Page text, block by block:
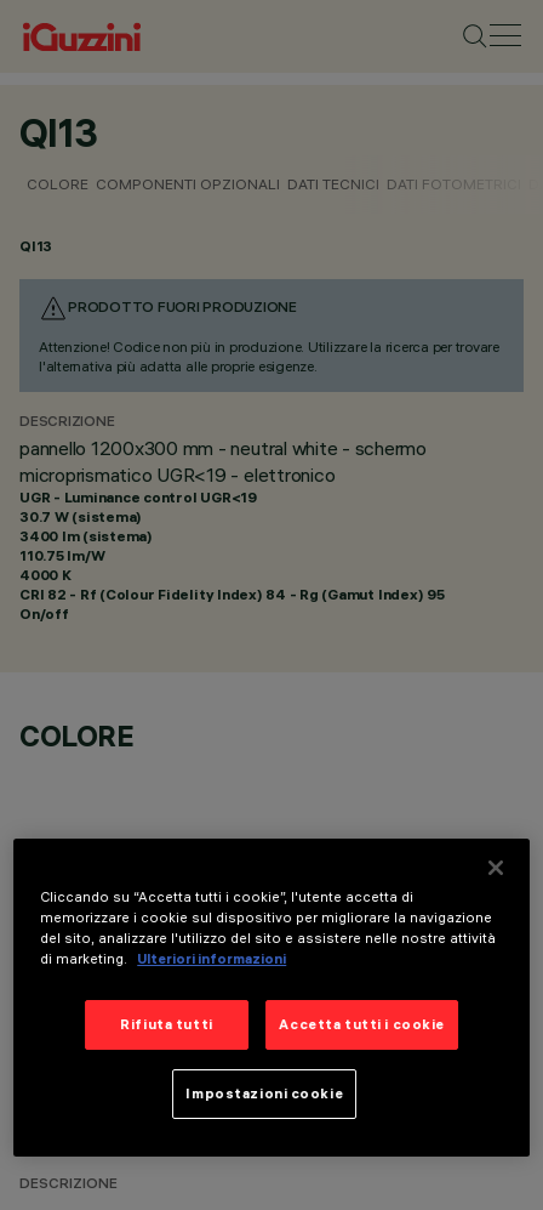
QI13
COLORE COMPONENTI OPZIONALI DATI TECNICI DATI FOTOMETRICI
QI13
PRODOTTO FUORI PRODUZIONE
Attenzione! Codice non più in produzione. Utilizzare la ricerca per trovare
l'alternativa più adatta alle proprie esigenze.
DESCRIZIONE
pannello 1200x300 mm - neutral white - schermo
microprismatico UGR<19 - elettronico
UGR - Luminance control UGR<19
30.7 W (sistema)
3400 lm (sistema)
110.75 lm/W
4000 K
CRI 82 - Rf (Colour Fidelity Index) 84 - Rg (Gamut Index) 95
On/off
COLORE
COMPONENTI OPZIONALI
DATI TECNICI
ULTIMO AGGIORNAMENTO: 02/08/2026
DESCRIZIONE
Cliccando su “Accetta tutti i cookie”, l'utente accetta di
memorizzare i cookie sul dispositivo per migliorare la navigazione
del sito, analizzare l'utilizzo del sito e assistere nelle nostre attività
di marketing.
Ulteriori informazioni
Rifiuta tutti Accetta tutti i cookie
Impostazioni cookie